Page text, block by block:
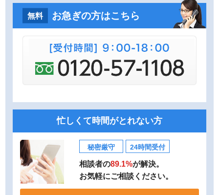
無料 お急ぎの方はこちら
忙しくて時間がとれない方
秘密厳守 24時間受付
相談者の89.1%が解決。
お気軽にご相談ください。